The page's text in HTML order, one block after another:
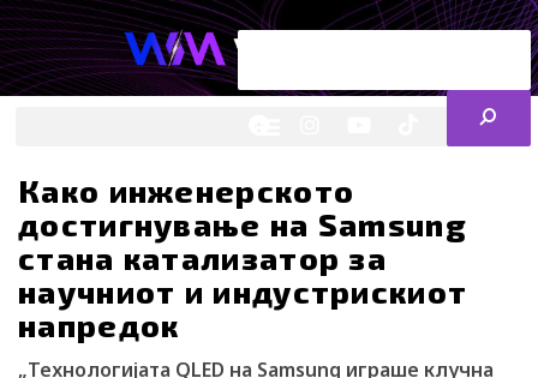
Skip
to
content
b
o
o
k
a
g
a
m
b
e
i
k
t
i
d
i
Search
Како инженерското
достигнување на Samsung
стана катализатор за
научниот и индустрискиот
напредок
„Технологијата QLED на Samsung играше клучна